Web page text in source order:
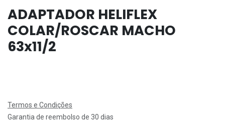
ADAPTADOR HELIFLEX
COLAR/ROSCAR MACHO
63x11/2
Termos e Condições
Garantia de reembolso de 30 dias